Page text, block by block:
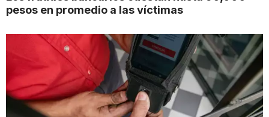
pesos en promedio a las víctimas